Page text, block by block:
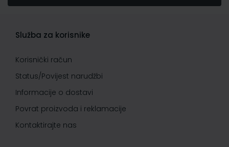
Služba za korisnike
Korisnički račun
Status/Povijest narudžbi
Informacije o dostavi
Povrat proizvoda i reklamacije
Kontaktirajte nas